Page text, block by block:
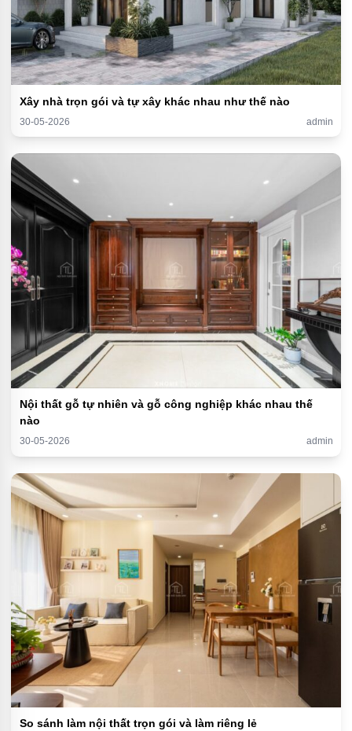
Xây nhà trọn gói và tự xây khác nhau như thế nào
30-05-2026 admin
Nội thất gỗ tự nhiên và gỗ công nghiệp khác nhau thế
nào
30-05-2026 admin
So sánh làm nội thất trọn gói và làm riêng lẻ